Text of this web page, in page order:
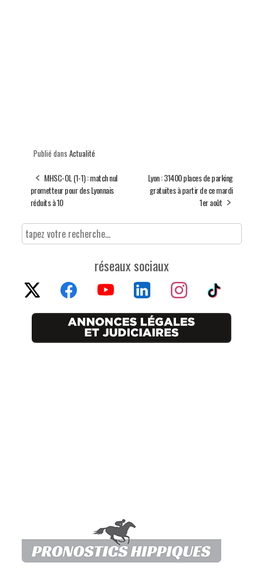
Publié dans Actualité
MHSC-OL (1-1) : match nul
prometteur pour des Lyonnais
réduits à 10
Lyon : 31400 places de parking
gratuites à partir de ce mardi
1er août
réseaux sociaux